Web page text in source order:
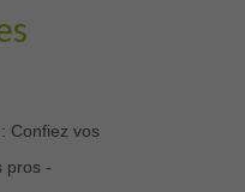
Confiez vos
pros -